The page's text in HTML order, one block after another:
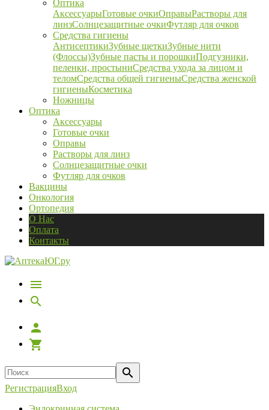
Оптика
АксессуарыГотовые очкиОправыРастворы для
линзСолнцезащитные очкиФутляр для очков
Средства гигиены
АнтисептикиЗубные щеткиЗубные нити
(Флоссы)Зубные пасты и порошкиПодгузники,
пеленки, простыниСредства ухода за лицом и
теломСредства общей гигиеныСредства женской
гигиеныКосметика
Ножницы
Оптика
Аксессуары
Готовые очки
Оправы
Растворы для линз
Солнцезащитные очки
Футляр для очков
Вакцины
Онкология
Ортопедия
О Нас
Оплата
Контакты
РегистрацияВход